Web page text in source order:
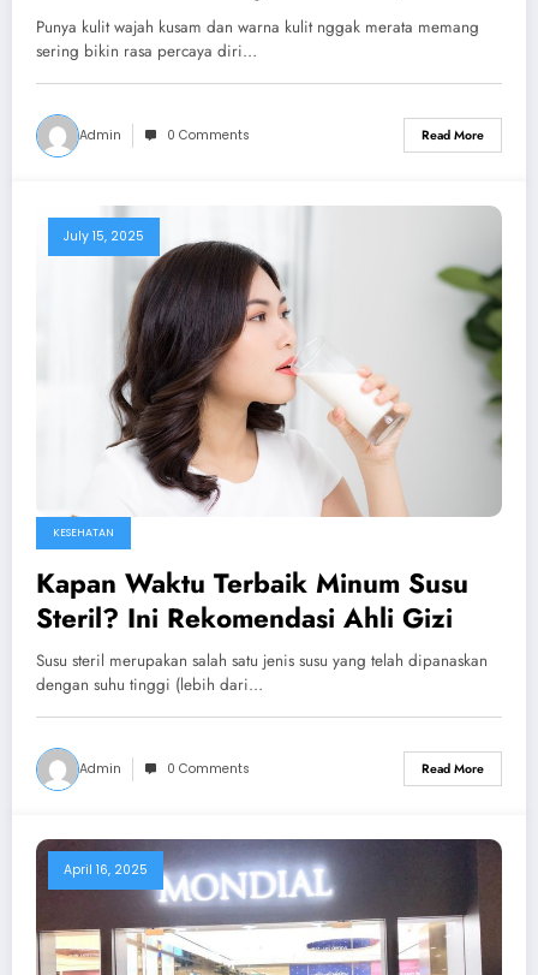
Nyata yang Bisa Kamu Coba
Punya kulit wajah kusam dan warna kulit nggak merata memang
sering bikin rasa percaya diri…
Admin 0 Comments Read More
July 15, 2025
KESEHATAN
Kapan Waktu Terbaik Minum Susu
Steril? Ini Rekomendasi Ahli Gizi
Susu steril merupakan salah satu jenis susu yang telah dipanaskan
dengan suhu tinggi (lebih dari…
Admin 0 Comments Read More
April 16, 2025